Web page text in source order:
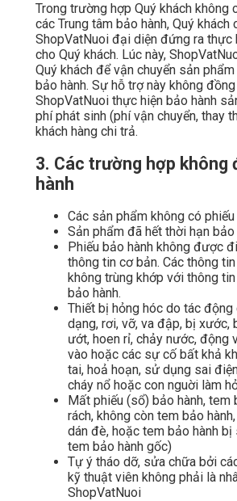
Trong trường hợp Quý khách không
các Trung tâm bảo hành, Quý khách
ShopVatNuoi đại diện đứng ra thực
cho Quý khách. Lúc này,
Quý khách để vận chuyển sản
bảo hành. Sự hỗ trợ này không
ShopVatNuoi thực hiện bảo hành
phí phát sinh (phí vận chuyển, thay
khách hàng chi trả.
3. Các trường hợp không
hành
Các sản phẩm không có
Sản phẩm đã hết thời hạn bảo
Phiếu bảo hành không được
thông tin cơ bản. Các thông
không trùng khớp với thông
bảo hành.
Thiết bị hỏng hóc do tác động
dạng, rơi, vỡ, va đập, bị xước,
ướt, hoen rỉ, chảy nước, động
vào hoặc các sự cố bất khả
tai, hoả hoạn, sử dụng sai
cháy nổ hoặc con nguời làm
Mất phiếu (sổ) bảo hành, tem
rách, không còn tem bảo
dán đè, hoặc tem bảo hành
tem bảo hành gốc)
Tự ý tháo dỡ, sửa chữa bởi
kỹ thuật viên không phải là
ShopVatNuoi